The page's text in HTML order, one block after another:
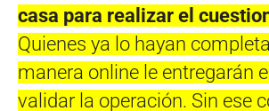
casa para realizar el
Quienes ya lo hayan
manera online le entregarán
validar la operación. Sin ese